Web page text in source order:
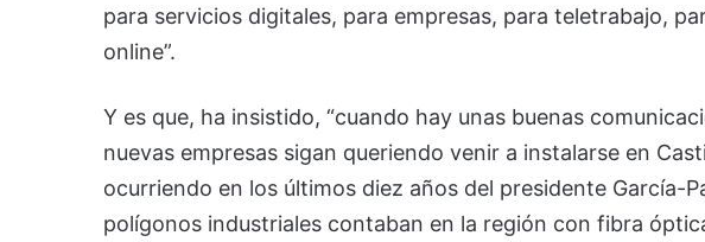
para servicios digitales, para empresas, para teletrabajo,
online”.
Y es que, ha insistido, “cuando hay unas buenas
nuevas empresas sigan queriendo venir a instalarse en
ocurriendo en los últimos diez años del presidente García-
polígonos industriales contaban en la región con fibra